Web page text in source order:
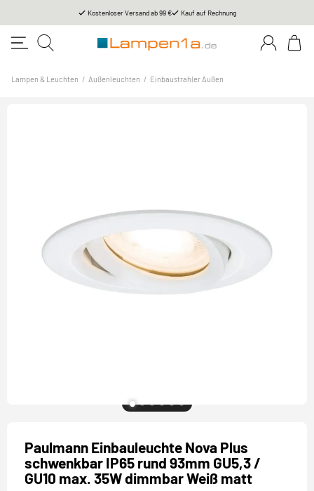
Kostenloser Versand ab 99 € Kauf auf Rechnung
Lampen & Leuchten / Außenleuchten / Einbaustrahler Außen
Paulmann Einbauleuchte Nova Plus
schwenkbar IP65 rund 93mm GU5,3 /
GU10 max. 35W dimmbar Weiß matt